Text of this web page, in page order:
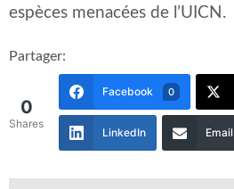
espèces menacées de l’UICN.
Partager:
0
Shares
Facebook 0
LinkedIn Email